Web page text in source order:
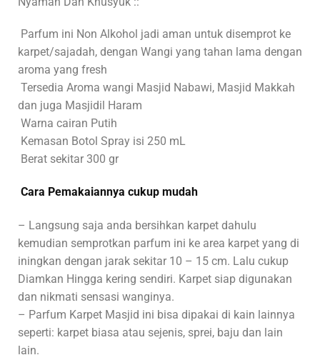
Parfum ini Non Alkohol jadi aman untuk disemprot ke
karpet/sajadah, dengan Wangi yang tahan lama dengan
aroma yang fresh
Tersedia Aroma wangi Masjid Nabawi, Masjid Makkah
dan juga Masjidil Haram
Warna cairan Putih
Kemasan Botol Spray isi 250 mL
Berat sekitar 300 gr
Cara Pemakaiannya cukup mudah
– Langsung saja anda bersihkan karpet dahulu
kemudian semprotkan parfum ini ke area karpet yang di
iningkan dengan jarak sekitar 10 – 15 cm. Lalu cukup
Diamkan Hingga kering sendiri. Karpet siap digunakan
dan nikmati sensasi wanginya.
– Parfum Karpet Masjid ini bisa dipakai di kain lainnya
seperti: karpet biasa atau sejenis, sprei, baju dan lain
lain.